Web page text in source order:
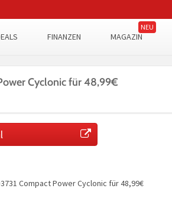
FINANZEN MAGAZIN
Cyclonic für 48,99€
Compact Power Cyclonic für 48,99€